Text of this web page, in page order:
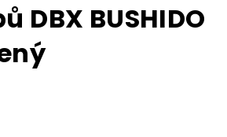
DBX BUSHIDO